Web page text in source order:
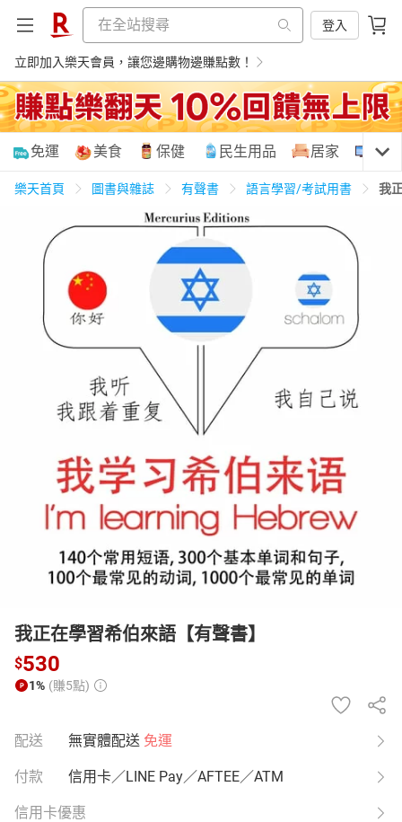
登入
立即加入樂天會員，讓您邊購物邊賺點數！
購物網分類
天天免運 民生用品
居家生活 3C家電 運動休閒 親子玩具
男裝 化妝保養 情趣用品
日本購物 電子/紙本書
HOT
免運 美食 保健 民生用品 居家 3C
樂天首頁 圖書與雜誌 有聲書 語言學習/考試用書 我
我正在學習希伯來語【有聲書】
$530
1% (賺5點)
配送 無實體配送 免運
付款 信用卡／LINE Pay／AFTEE／ATM
信用卡優惠